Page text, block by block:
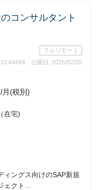
コンサルタント
フルリモート
0144494
公開日: 2026/02/20
月(税別)
在宅)
ィングス向けのSAP新規
ェクト